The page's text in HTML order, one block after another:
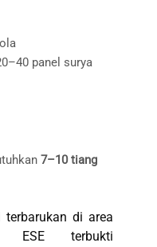
panel surya
7–10 tiang
terbarukan di area
ESE terbukti